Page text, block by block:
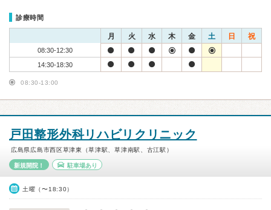
診療時間
月 火 水 木 金 土 日 祝
08:30-12:30
14:30-18:30
08:30-13:00
戸田整形外科リハビリクリニック
広島県広島市西区草津東（草津駅、草津南駅、古江駅）
新規開院！ 駐車場あり
土曜（〜18:30）